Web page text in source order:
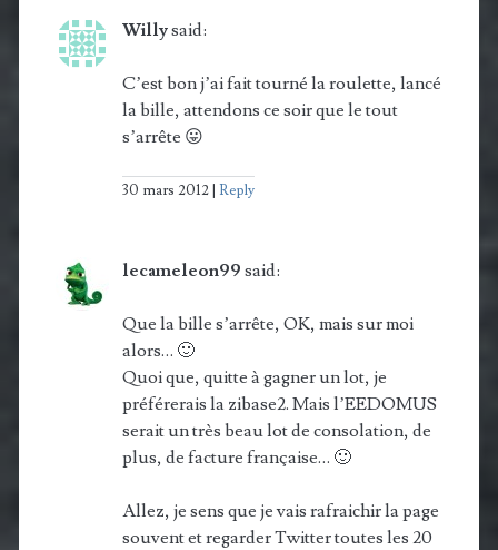
Willysaid:
C’est bon j’ai fait tourné la roulette, lancé
la bille, attendons ce soir que le tout
s’arrête 😛
30 mars 2012 Reply
lecameleon99 said:
Que la bille s’arrête, OK, mais sur moi
alors… 🙂
Quoi que, quitte à gagner un lot, je
préférerais la zibase2. Mais l’EEDOMUS
serait un très beau lot de consolation, de
plus, de facture française… 🙂
Allez, je sens que je vais rafraichir la page
souvent et regarder Twitter toutes les 20